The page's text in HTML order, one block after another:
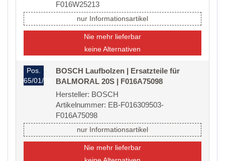
F016W25213
nur Informationsartikel
Nie mehr lieferbar
keine Alternativen
Pos.
65/01/20
BOSCH Laufbolzen | Ersatzteile für
BALMORAL 20S | F016A75098
Hersteller: BOSCH
Artikelnummer: EB-F016309503-
F016A75098
nur Informationsartikel
Nie mehr lieferbar